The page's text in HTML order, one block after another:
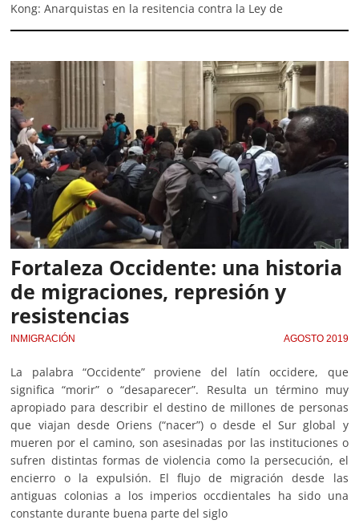
Kong: Anarquistas en la resitencia contra la Ley de
Fortaleza Occidente: una historia
de migraciones, represión y
resistencias
INMIGRACIÓN AGOSTO 2019
La palabra “Occidente” proviene del latín occidere, que
significa “morir” o “desaparecer”. Resulta un término muy
apropiado para describir el destino de millones de personas
que viajan desde Oriens (“nacer”) o desde el Sur global y
mueren por el camino, son asesinadas por las instituciones o
sufren distintas formas de violencia como la persecución, el
encierro o la expulsión. El flujo de migración desde las
antiguas colonias a los imperios occdientales ha sido una
constante durante buena parte del siglo